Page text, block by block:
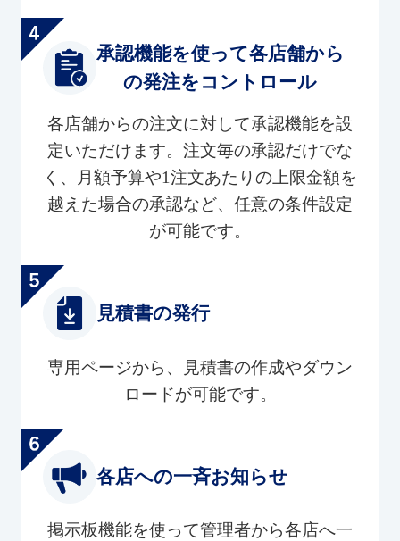
承認機能を使って各店舗から
の発注をコントロール
各店舗からの注文に対して承認機能を設
定いただけます。注文毎の承認だけでな
く、月額予算や1注文あたりの上限金額を
越えた場合の承認など、任意の条件設定
が可能です。
見積書の発行
専用ページから、見積書の作成やダウン
ロードが可能です。
各店への一斉お知らせ
掲示板機能を使って管理者から各店へ一